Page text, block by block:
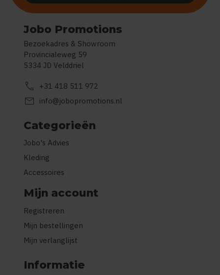
Jobo Promotions
Bezoekadres & Showroom
Provincialeweg 59
5334 JD Velddriel
call +31 418 511 972
mail info@jobopromotions.nl
Categorieën
Jobo's Advies
Kleding
Accessoires
Mijn account
Registreren
Mijn bestellingen
Mijn verlanglijst
Informatie